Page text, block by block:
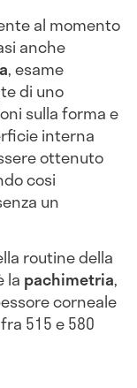
al momento
anche
, esame
di uno
sulla forma e
interna
ottenuto
cosi
un
routine della
la pachimetria,
corneale
515 e 580